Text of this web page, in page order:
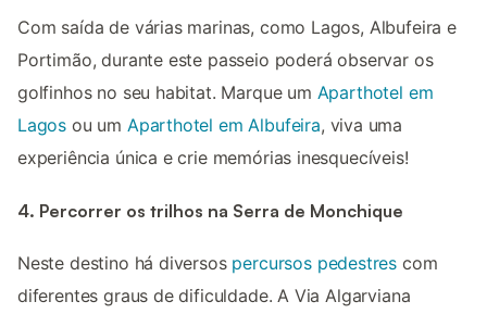
Com saída de várias marinas, como Lagos, Albufeira e
Portimão, durante este passeio poderá observar os
golfinhos no seu habitat. Marque um Aparthotel em
Lagos ou um Aparthotel em Albufeira, viva uma
experiência única e crie memórias inesquecíveis!
4. Percorrer os trilhos na Serra de Monchique
Neste destino há diversos percursos pedestres com
diferentes graus de dificuldade. A Via Algarviana